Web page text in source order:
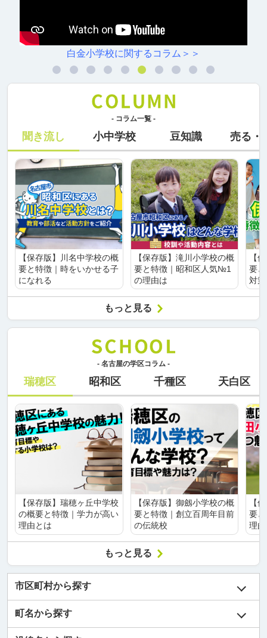
白金小学校に関するコラム＞＞
- コラム一覧 -
聞き流し 小中学校 豆知識 売る・
【保存版】川名中学校の概
要と特徴｜時をいかせる子
になれる
【保存版】滝川小学校の概
要と特徴｜昭和区人気№1
の理由は
【
要
対
もっと見る
- 名古屋の学区コラム -
瑞穂区 昭和区 千種区 天白区
【保存版】瑞穂ヶ丘中学校
の概要と特徴｜学力が高い
理由とは
【保存版】御劔小学校の概
要と特徴｜創立百周年目前
の伝統校
【
要
理
もっと見る
市区町村から探す
町名から探す